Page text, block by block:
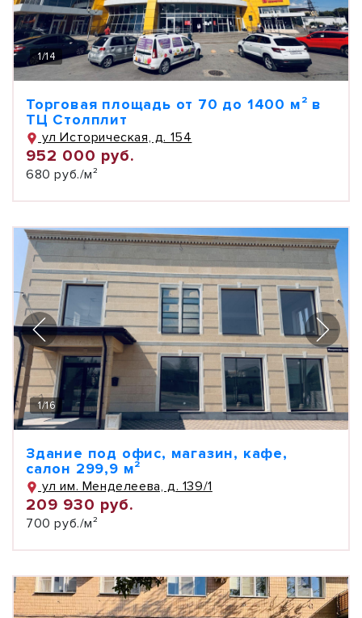
1/14
Торговая площадь от 70 до 1400 м² в
ТЦ Столплит
ул Историческая, д. 154
952 000 руб.
680 руб./м²
1/16
Здание под офис, магазин, кафе,
салон 299,9 м²
ул им. Менделеева, д. 139/1
209 930 руб.
700 руб./м²